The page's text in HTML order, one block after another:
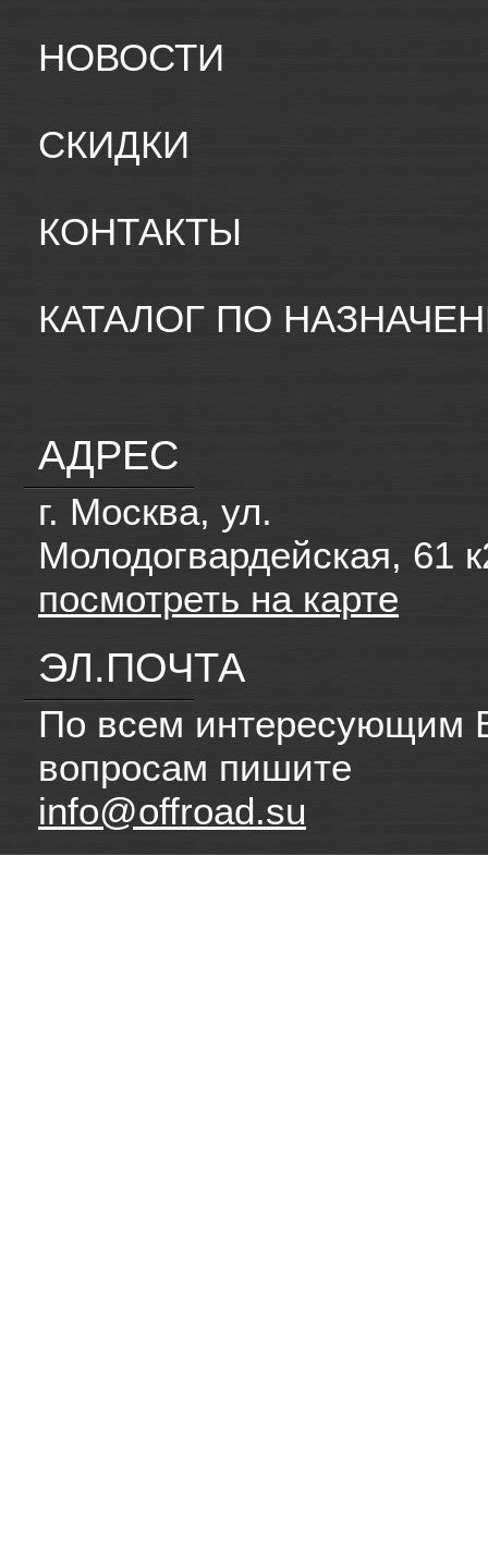
НОВОСТИ
СКИДКИ
КОНТАКТЫ
КАТАЛОГ ПО
АДРЕС
г. Москва, ул.
Молодогвардейская, 61
посмотреть на карте
ЭЛ.ПОЧТА
По всем интересующим
вопросам пишите
info@offroad.su